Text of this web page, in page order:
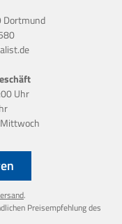
.
Preisempfehlung des
Dortmund
Uhr